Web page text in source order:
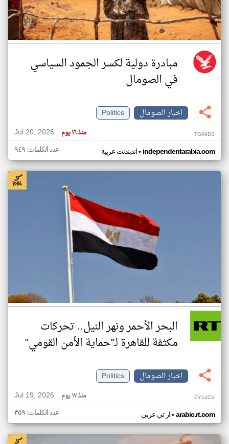
مبادرة دولية لكسر الجمود السياسي
في الصومال
اخبار الصومال
Politics
Jul 20, 2026
منذ ١٦ يوم TG09DS
اندبندنت عربية• independentarabia.com عدد الكلمات: ٩٤٩
البحر الأحمر ونهر النيل.. تحركات
مكثفة للقاهرة لـ"حماية الأمن القومي"
اخبار الصومال
Politics
Jul 19, 2026
منذ ١٧ يوم EY14CV
ار تي عربي• arabic.rt.com عدد الكلمات: ٣٥٩